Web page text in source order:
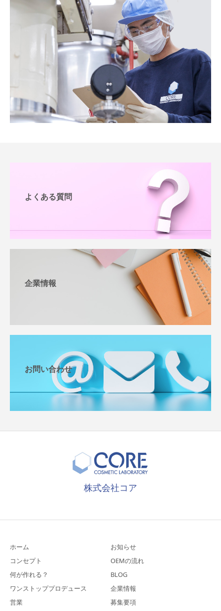
よくある質問
企業情報
お問い合わせ
株式会社コア
ホーム
コンセプト
何が作れる？
ワンストッププロデュース
営業
お知らせ
OEMの流れ
BLOG
企業情報
募集要項